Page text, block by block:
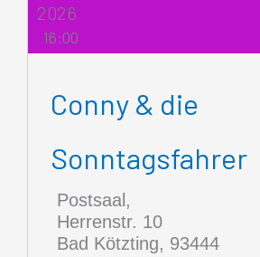
2026
16:00
Conny & die
Sonntagsfahrer
Postsaal,
Herrenstr. 10
Bad Kötzting, 93444